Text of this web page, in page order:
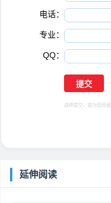
电话：
专业：
QQ：
选择提交，视为您同意
延伸阅读